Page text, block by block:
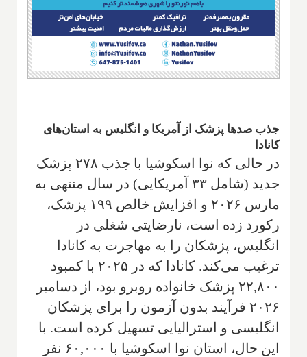
جذب صدها پزشک از آمریکا و انگلیس به استان‌های
کانادا
در حالی که نوا اسکوشیا با جذب ۲۷۸ پزشک
جدید (شامل ۳۳ آمریکایی) در سال منتهی به
مارس ۲۰۲۶ و افزایش خالص ۱۹۹ پزشک،
رکورد زده است، نارضایتی شغلی در
انگلیس، پزشکان را به مهاجرت به کانادا
ترغیب می‌کند. کانادا که در ۲۰۲۵ با کمبود
۲۲,۸۰۰ پزشک خانواده روبرو بود، از دسامبر
۲۰۲۶ فرآیند بدون آزمون را برای پزشکان
انگلیسی و استرالیایی تسهیل کرده است. با
این حال، استان نوا اسکوشیا با ۶۰,۰۰۰ نفر